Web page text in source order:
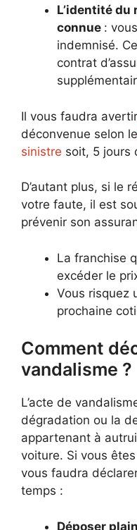
L’identité du
connue :
indemnisé.
contrat
Il vous faudra
déconvenue selon le
sinistre soit, 5 jours
D’autant plus, si le
votre faute, il est
prévenir son
La franchise
excéder le
Vous risquez
prochaine
Comment
vandalisme ?
L’acte de
dégradation ou la
appartenant à
voiture. Si vous
vous faudra
temps :
Déposer